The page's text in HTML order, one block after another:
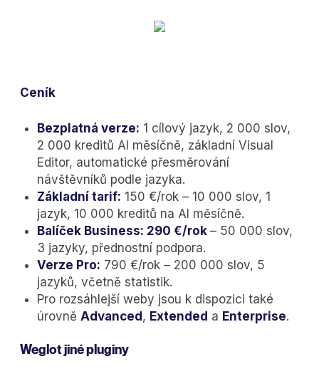
Ceník
Bezplatná verze: 1 cílový jazyk, 2 000 slov,
2 000 kreditů AI měsíčně, základní Visual
Editor, automatické přesměrování
návštěvníků podle jazyka.
Základní tarif: 150 €/rok – 10 000 slov, 1
jazyk, 10 000 kreditů na AI měsíčně.
Balíček Business: 290 €/rok – 50 000 slov,
3 jazyky, přednostní podpora.
Verze Pro: 790 €/rok – 200 000 slov, 5
jazyků, včetně statistik.
Pro rozsáhlejší weby jsou k dispozici také
úrovně Advanced, Extended a Enterprise.
Weglot jiné pluginy